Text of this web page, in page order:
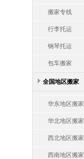
搬家专线
行李托运
钢琴托运
包车搬家
全国地区搬家
华东地区搬家
华北地区搬家
西北地区搬家
西南地区搬家